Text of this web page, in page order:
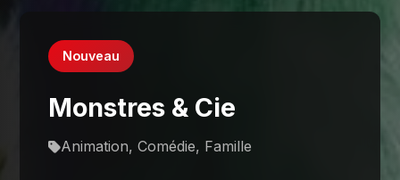
Nouveau
Monstres & Cie
Animation, Comédie, Famille